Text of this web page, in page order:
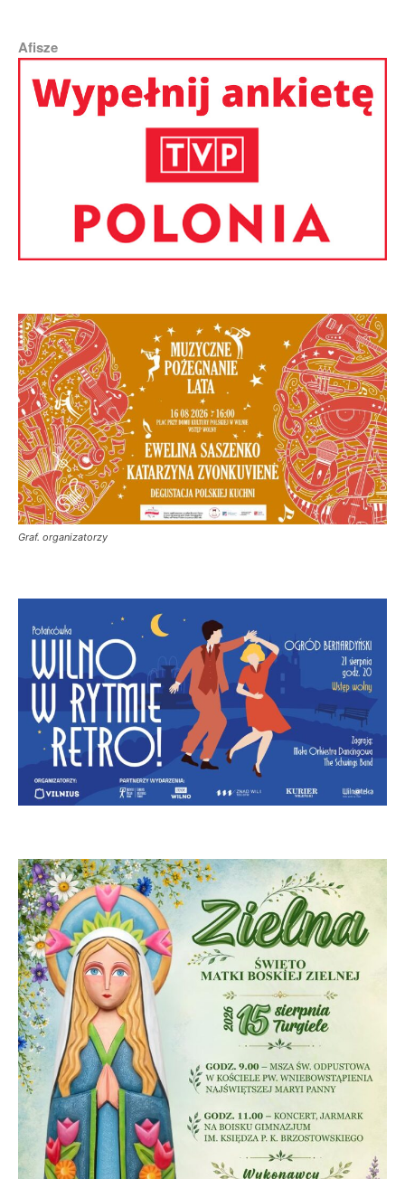
Afisze
Graf. organizatorzy